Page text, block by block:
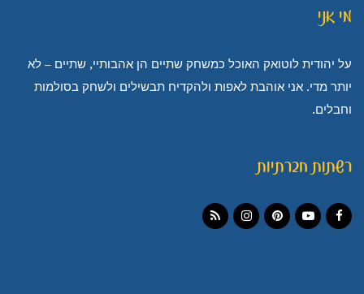
מי אני
על יהודית לוטואק האוכל כמשחק שתיים הן אהבותיי, שתיים – לא
יותר מדי. אני אוהבת לאפות ולהקדיח תבשילים ולשחק בסולמות
וחבלים.
רשתות חברתיות